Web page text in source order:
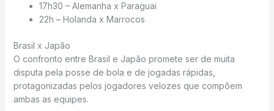
17h30 – Alemanha x Paraguai
22h – Holanda x Marrocos
Brasil x Japão
O confronto entre Brasil e Japão promete ser de muita
disputa pela posse de bola e de jogadas rápidas,
protagonizadas pelos jogadores velozes que compõem
ambas as equipes.